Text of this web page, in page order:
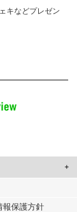
キなどプレゼン
ンテンツや広告の
報保護方針